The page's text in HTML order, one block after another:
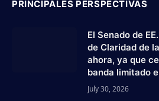
PRINCIPALES PERSPECTIVAS
El Senado de
de Claridad de
ahora, ya que
banda limitado
July 30, 2026